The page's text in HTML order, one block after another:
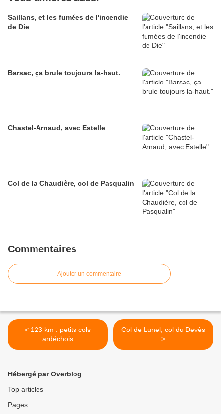
Saillans, et les fumées de l'incendie
de Die
Barsac, ça brule toujours la-haut.
Chastel-Arnaud, avec Estelle
Col de la Chaudière, col de Pasqualin
Commentaires
Ajouter un commentaire
< 123 km : petits cols
ardéchois
Col de Lunel, col du Devès
>
Hébergé par Overblog
Top articles
Pages